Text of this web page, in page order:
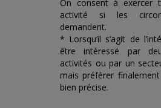
On consent à exercer
activité si les
demandent.
* Lorsqu’il s’agit de
être intéressé par
activités ou par un
mais préférer
bien précise.